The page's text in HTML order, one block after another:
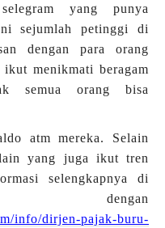
yang punya
sejumlah petinggi di
dengan para orang
menikmati beragam
semua orang bisa
atm mereka. Selain
yang juga ikut tren
selengkapnya di
dengan
info/dirjen-pajak-buru-